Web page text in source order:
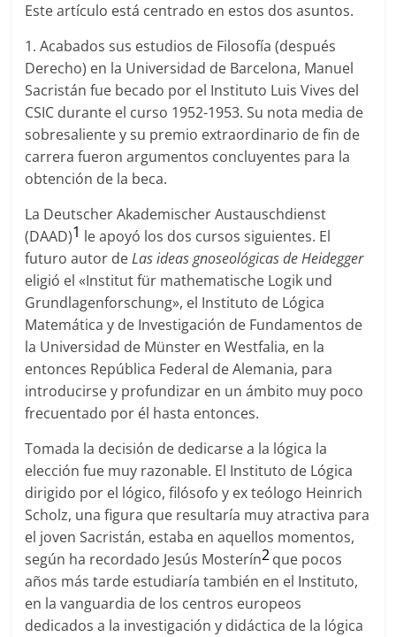
Este artículo está centrado en estos dos asuntos.
1. Acabados sus estudios de Filosofía (después
Derecho) en la Universidad de Barcelona, Manuel
Sacristán fue becado por el Instituto Luis Vives del
CSIC durante el curso 1952-1953. Su nota media de
sobresaliente y su premio extraordinario de fin de
carrera fueron argumentos concluyentes para la
obtención de la beca.
La Deutscher Akademischer Austauschdienst
(DAAD)1 le apoyó los dos cursos siguientes. El
futuro autor deLas ideas gnoseológicas de Heidegger
eligió el «Institut für mathematische Logik und
Grundlagenforschung», el Instituto de Lógica
Matemática y de Investigación de Fundamentos de
la Universidad de Münster en Westfalia, en la
entonces República Federal de Alemania, para
introducirse y profundizar en un ámbito muy poco
frecuentado por él hasta entonces.
Tomada la decisión de dedicarse a la lógica la
elección fue muy razonable. El Instituto de Lógica
dirigido por el lógico, filósofo y ex teólogo Heinrich
Scholz, una figura que resultaría muy atractiva para
el joven Sacristán, estaba en aquellos momentos,
según ha recordado Jesús Mosterín2que pocos
años más tarde estudiaría también en el Instituto,
en la vanguardia de los centros europeos
dedicados a la investigación y didáctica de la lógica